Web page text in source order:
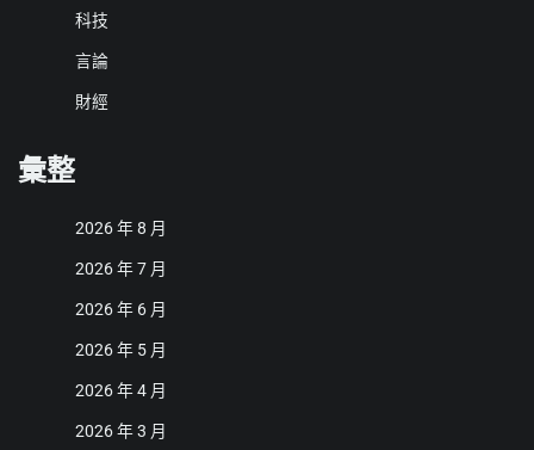
科技
言論
財經
彙整
2026 年 8 月
2026 年 7 月
2026 年 6 月
2026 年 5 月
2026 年 4 月
2026 年 3 月